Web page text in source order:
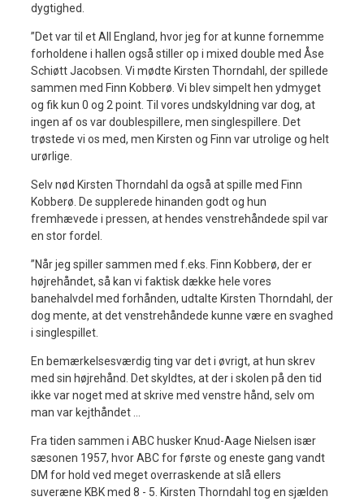
dygtighed.
”Det var til et All England, hvor jeg for at kunne fornemme
forholdene i hallen også stiller op i mixed double med Åse
Schiøtt Jacobsen. Vi mødte Kirsten Thorndahl, der spillede
sammen med Finn Kobberø. Vi blev simpelt hen ydmyget
og fik kun 0 og 2 point. Til vores undskyldning var dog, at
ingen af os var doublespillere, men singlespillere. Det
trøstede vi os med, men Kirsten og Finn var utrolige og helt
urørlige.
Selv nød Kirsten Thorndahl da også at spille med Finn
Kobberø. De supplerede hinanden godt og hun
fremhævede i pressen, at hendes venstrehåndede spil var
en stor fordel.
”Når jeg spiller sammen med f.eks. Finn Kobberø, der er
højrehåndet, så kan vi faktisk dække hele vores
banehalvdel med forhånden, udtalte Kirsten Thorndahl, der
dog mente, at det venstrehåndede kunne være en svaghed
i singlespillet.
En bemærkelsesværdig ting var det i øvrigt, at hun skrev
med sin højrehånd. Det skyldtes, at der i skolen på den tid
ikke var noget med at skrive med venstre hånd, selv om
man var kejthåndet …
Fra tiden sammen i ABC husker Knud-Aage Nielsen især
sæsonen 1957, hvor ABC for første og eneste gang vandt
DM for hold ved meget overraskende at slå ellers
suveræne KBK med 8 - 5. Kirsten Thorndahl tog en sjælden